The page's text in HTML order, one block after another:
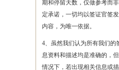
期和停留天数，仅做参考而
定承诺，一切均以签证官签
内容，为唯一依据。
4、虽然我们认为所有我们的
息资料和描述均是准确的，
情况下，若出现相关信息或